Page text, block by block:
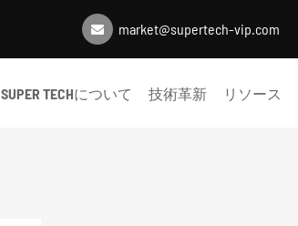
market@supertech-vip.com
SUPER TECHについて 技術革新 リソース